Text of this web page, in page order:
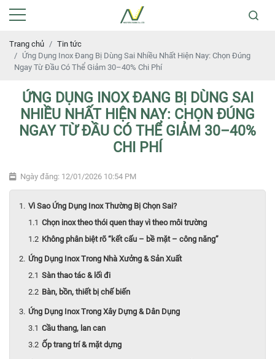
Trang chủ
Tin tức
Ứng Dụng Inox Đang Bị Dùng Sai Nhiều Nhất Hiện Nay: Chọn Đúng
Ngay Từ Đầu Có Thể Giảm 30–40% Chi Phí
ỨNG DỤNG INOX ĐANG BỊ DÙNG SAI
NHIỀU NHẤT HIỆN NAY: CHỌN ĐÚNG
NGAY TỪ ĐẦU CÓ THỂ GIẢM 30–40%
CHI PHÍ
Ngày đăng: 12/01/2026 10:54 PM
Vì Sao Ứng Dụng Inox Thường Bị Chọn Sai?
Chọn inox theo thói quen thay vì theo môi trường
Không phân biệt rõ “kết cấu – bề mặt – công năng”
Ứng Dụng Inox Trong Nhà Xưởng & Sản Xuất
Sàn thao tác & lối đi
Bàn, bồn, thiết bị chế biến
Ứng Dụng Inox Trong Xây Dựng & Dân Dụng
Cầu thang, lan can
Ốp trang trí & mặt dựng